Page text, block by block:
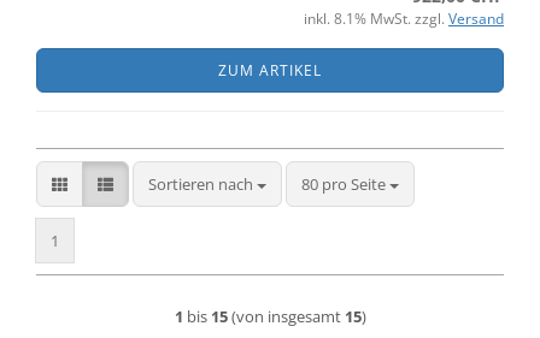
inkl. 8.1% MwSt. zzgl. Versand
ZUM ARTIKEL
Sortieren nach
Sortieren nach 80 pro Seite
pro Seite
1
1 bis 15(von insgesamt 15)